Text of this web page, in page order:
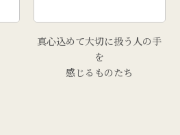
真心込めて大切に扱う人の手
を
感じるものたち